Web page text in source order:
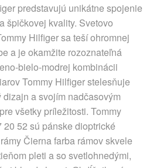
predstavujú unikátne spojenie
špičkovej kvality. Svetovo
Hilfiger sa teší ohromnej
a je okamžite rozoznateľná
bielo-modrej kombinácii
Tommy Hilfiger stelesňuje
a svojím nadčasovým
všetky príležitosti. Tommy
52 sú pánske dioptrické
Čierna farba rámov skvele
pleti a so svetlohnedými,